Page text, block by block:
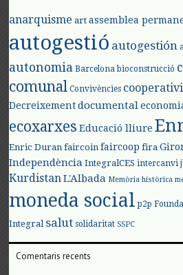
anarquisme art assemblea
autogestió autogestión
autonomia Barcelona bioconstrucció
comunal Convivències
Decreixement documental
ecoxarxes Educació lliure
Enric Duran faircoin faircoop fira
Independència IntegralCES intercanvi
KurdistanL'Albada Memòria històrica
moneda social p2p
Integral salut solidaritat SSPC
Comentaris recents